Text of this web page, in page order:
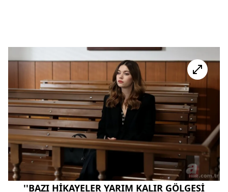
''BAZI HİKAYELER YARIM KALIR GÖLGESİ